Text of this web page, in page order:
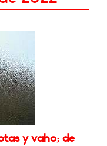
y vaho; de